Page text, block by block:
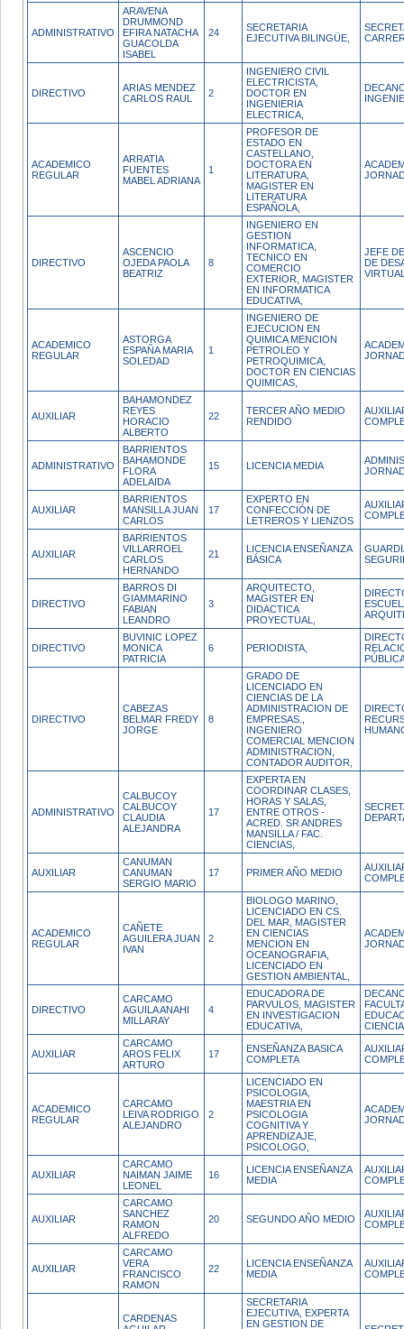
ADMINISTRATIVO
ARAVENA
DRUMMOND
EFIRA NATACHA
GUACOLDA
ISABEL
24
SECRETARIA
EJECUTIVA BILINGÜE,
DIRECTIVO
ARIAS MENDEZ
CARLOS RAUL
2
INGENIERO CIVIL
ELECTRICISTA,
DOCTOR EN
INGENIERIA
ELECTRICA,
ACADEMICO
REGULAR
ARRATIA
FUENTES
MABEL ADRIANA
1
PROFESOR DE
ESTADO EN
CASTELLANO,
DOCTORA EN
LITERATURA,
MAGISTER EN
LITERATURA
ESPAÑOLA,
DIRECTIVO
ASCENCIO
OJEDA PAOLA
BEATRIZ
8
INGENIERO EN
GESTION
INFORMATICA,
TECNICO EN
COMERCIO
EXTERIOR, MAGISTER
EN INFORMATICA
EDUCATIVA,
JEFE
DE
ACADEMICO
REGULAR
ASTORGA
ESPAÑA MARIA
SOLEDAD
1
INGENIERO DE
EJECUCION EN
QUIMICA MENCION
PETROLEO Y
PETROQUIMICA,
DOCTOR EN CIENCIAS
QUIMICAS,
AUXILIAR
BAHAMONDEZ
REYES
HORACIO
ALBERTO
22
TERCER AÑO MEDIO
RENDIDO
ADMINISTRATIVO
BARRIENTOS
BAHAMONDE
FLORA
ADELAIDA
15 LICENCIA MEDIA
AUXILIAR
BARRIENTOS
MANSILLA JUAN
CARLOS
17
EXPERTO EN
CONFECCIÓN DE
LETREROS Y LIENZOS
AUXILIAR
BARRIENTOS
VILLARROEL
CARLOS
HERNANDO
21
LICENCIA ENSEÑANZA
BÁSICA
DIRECTIVO
BARROS DI
GIAMMARINO
FABIAN
LEANDRO
3
ARQUITECTO,
MAGISTER EN
DIDACTICA
PROYECTUAL,
DIRECTIVO
BUVINIC LOPEZ
MONICA
PATRICIA
6 PERIODISTA,
DIRECTIVO
CABEZAS
BELMAR FREDY
JORGE
8
GRADO DE
LICENCIADO EN
CIENCIAS DE LA
ADMINISTRACION DE
EMPRESAS.,
INGENIERO
COMERCIAL MENCION
ADMINISTRACION,
CONTADOR AUDITOR,
ADMINISTRATIVO
CALBUCOY
CALBUCOY
CLAUDIA
ALEJANDRA
17
EXPERTA EN
COORDINAR CLASES,
HORAS Y SALAS,
ENTRE OTROS -
ACRED. SR ANDRES
MANSILLA / FAC.
CIENCIAS,
AUXILIAR
CANUMAN
CANUMAN
SERGIO MARIO
17 PRIMER AÑO MEDIO
ACADEMICO
REGULAR
CAÑETE
AGUILERA JUAN
IVAN
2
BIOLOGO MARINO,
LICENCIADO EN CS.
DEL MAR, MAGISTER
EN CIENCIAS
MENCION EN
OCEANOGRAFIA,
LICENCIADO EN
GESTION AMBIENTAL,
DIRECTIVO
CARCAMO
AGUILA ANAHI
MILLARAY
4
EDUCADORA DE
PARVULOS, MAGISTER
EN INVESTIGACION
EDUCATIVA,
AUXILIAR
CARCAMO
AROS FELIX
ARTURO
17
ENSEÑANZA BASICA
COMPLETA
ACADEMICO
REGULAR
CARCAMO
LEIVA RODRIGO
ALEJANDRO
2
LICENCIADO EN
PSICOLOGIA,
MAESTRIA EN
PSICOLOGIA
COGNITIVA Y
APRENDIZAJE,
PSICOLOGO,
AUXILIAR
CARCAMO
NAIMAN JAIME
LEONEL
16
LICENCIA ENSEÑANZA
MEDIA
AUXILIAR
CARCAMO
SANCHEZ
RAMON
ALFREDO
20 SEGUNDO AÑO MEDIO
AUXILIAR
CARCAMO
VERA
FRANCISCO
RAMON
22
LICENCIA ENSEÑANZA
MEDIA
CARDENAS
SECRETARIA
EJECUTIVA, EXPERTA
EN GESTION DE